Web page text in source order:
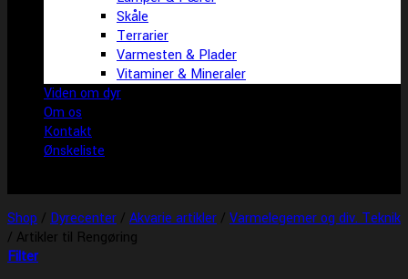
Skåle
Terrarier
Varmesten & Plader
Vitaminer & Mineraler
Viden om dyr
Om os
Kontakt
Ønskeliste
Shop / Dyrecenter / Akvarie artikler / Varmelegemer og div. Teknik
/ Artikler til Rengøring
Filter